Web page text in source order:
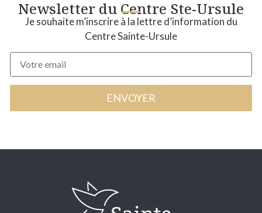
Newsletter du Centre Ste-Ursule
Je souhaite m’inscrire à la lettre d’information du
Centre Sainte-Ursule